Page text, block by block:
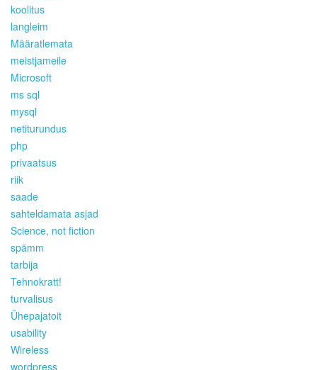
koolitus
langleim
Määratlemata
meistjameile
Microsoft
ms sql
mysql
netiturundus
php
privaatsus
riik
saade
sahteldamata asjad
Science, not fiction
spämm
tarbija
Tehnokratt!
turvalisus
Ühepajatoit
usability
Wireless
wordpress